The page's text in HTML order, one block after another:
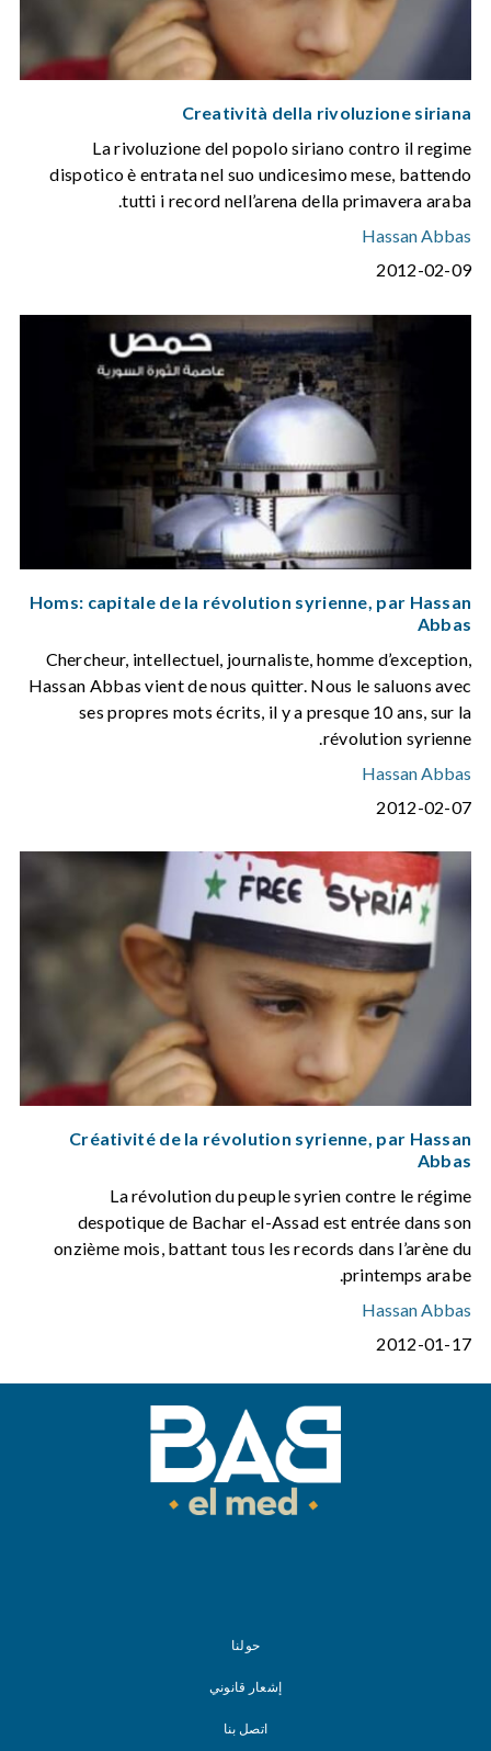
Creatività della rivoluzione siriana
La rivoluzione del popolo siriano contro il regime
dispotico è entrata nel suo undicesimo mese, battendo
tutti i record nell’arena della primavera araba.
Hassan Abbas
2012-02-09
Homs: capitale de la révolution syrienne, par Hassan
Abbas
Chercheur, intellectuel, journaliste, homme d’exception,
Hassan Abbas vient de nous quitter. Nous le saluons avec
ses propres mots écrits, il y a presque 10 ans, sur la
révolution syrienne.
Hassan Abbas
2012-02-07
Créativité de la révolution syrienne, par Hassan
Abbas
La révolution du peuple syrien contre le régime
despotique de Bachar el-Assad est entrée dans son
onzième mois, battant tous les records dans l’arène du
printemps arabe.
Hassan Abbas
2012-01-17
حولنا
إشعار قانوني
اتصل بنا